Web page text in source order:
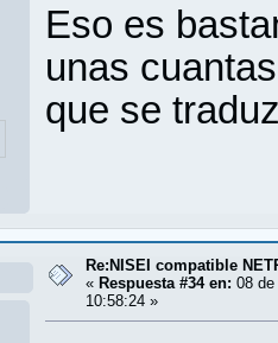
Eso es
unas
que se
Re:NISEI compatible
« Respuesta #34 en: 08 de
10:58:24 »